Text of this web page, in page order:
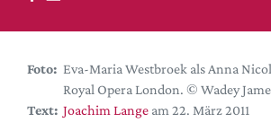
DdB-map
Premierensuche
Festival-Planer
Foto: Eva-Maria Westbroek als Anna
Royal Opera London. © Wadey
Text: Joachim Lange am 22. März 2011